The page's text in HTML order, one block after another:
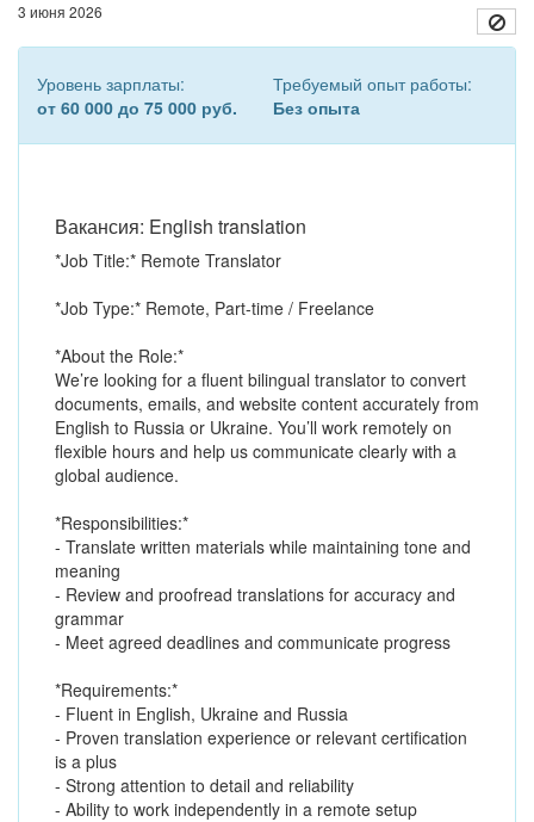
3 июня 2026
Уровень зарплаты:
от 60 000 до 75 000 руб.
Требуемый опыт работы:
Без опыта
Вакансия: English translation
*Job Title:* Remote Translator
*Job Type:* Remote, Part-time / Freelance
*About the Role:*
We’re looking for a fluent bilingual translator to convert
documents, emails, and website content accurately from
English to Russia or Ukraine. You’ll work remotely on
flexible hours and help us communicate clearly with a
global audience.
*Responsibilities:*
- Translate written materials while maintaining tone and
meaning
- Review and proofread translations for accuracy and
grammar
- Meet agreed deadlines and communicate progress
*Requirements:*
- Fluent in English, Ukraine and Russia
- Proven translation experience or relevant certification
is a plus
- Strong attention to detail and reliability
- Ability to work independently in a remote setup